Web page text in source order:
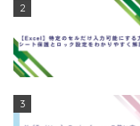
2
3